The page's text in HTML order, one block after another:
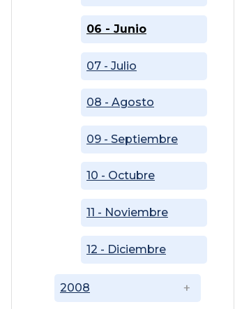
2008
06 - Junio
07 - Julio
08 - Agosto
09 - Septiembre
10 - Octubre
11 - Noviembre
12 - Diciembre